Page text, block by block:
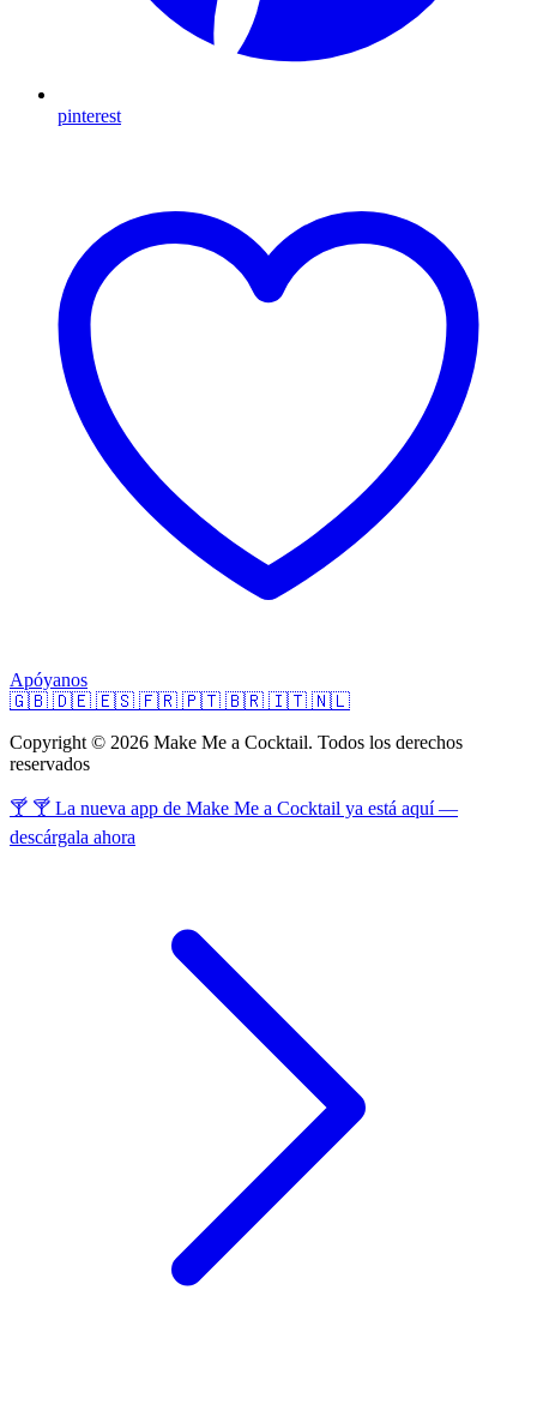
pinterest
Apóyanos
🇬🇧 🇩🇪 🇪🇸 🇫🇷 🇵🇹 🇧🇷 🇮🇹 🇳🇱
Copyright © 2026 Make Me a Cocktail. Todos los derechos
reservados
🍸 🍸 La nueva app de Make Me a Cocktail ya está aquí —
descárgala ahora